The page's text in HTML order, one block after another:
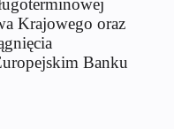
Krajowego oraz
Banku